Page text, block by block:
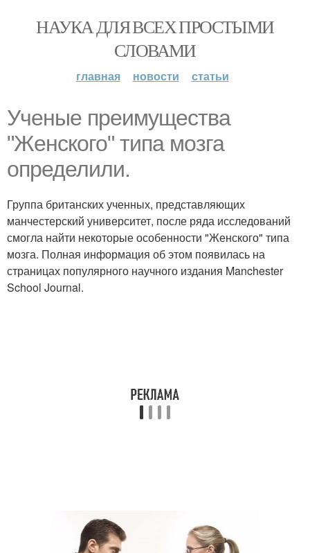
НАУКА ДЛЯ ВСЕХ ПРОСТЫМИ
СЛОВАМИ
главная новости статьи
Ученые преимущества
"Женского" типа мозга
определили.
Группа британских ученных, представляющих
манчестерский университет, после ряда исследований
смогла найти некоторые особенности "Женского" типа
мозга. Полная информация об этом появилась на
страницах популярного научного издания Manchester
School Journal.